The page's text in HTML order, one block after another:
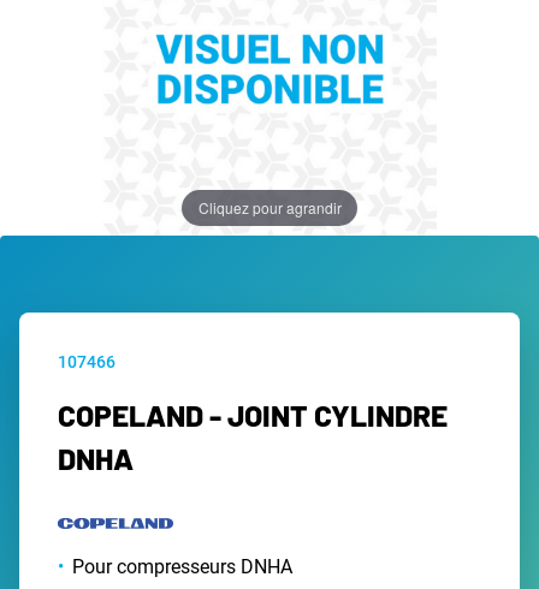
Cliquez pour agrandir
107466
COPELAND - JOINT CYLINDRE
DNHA
Pour compresseurs DNHA